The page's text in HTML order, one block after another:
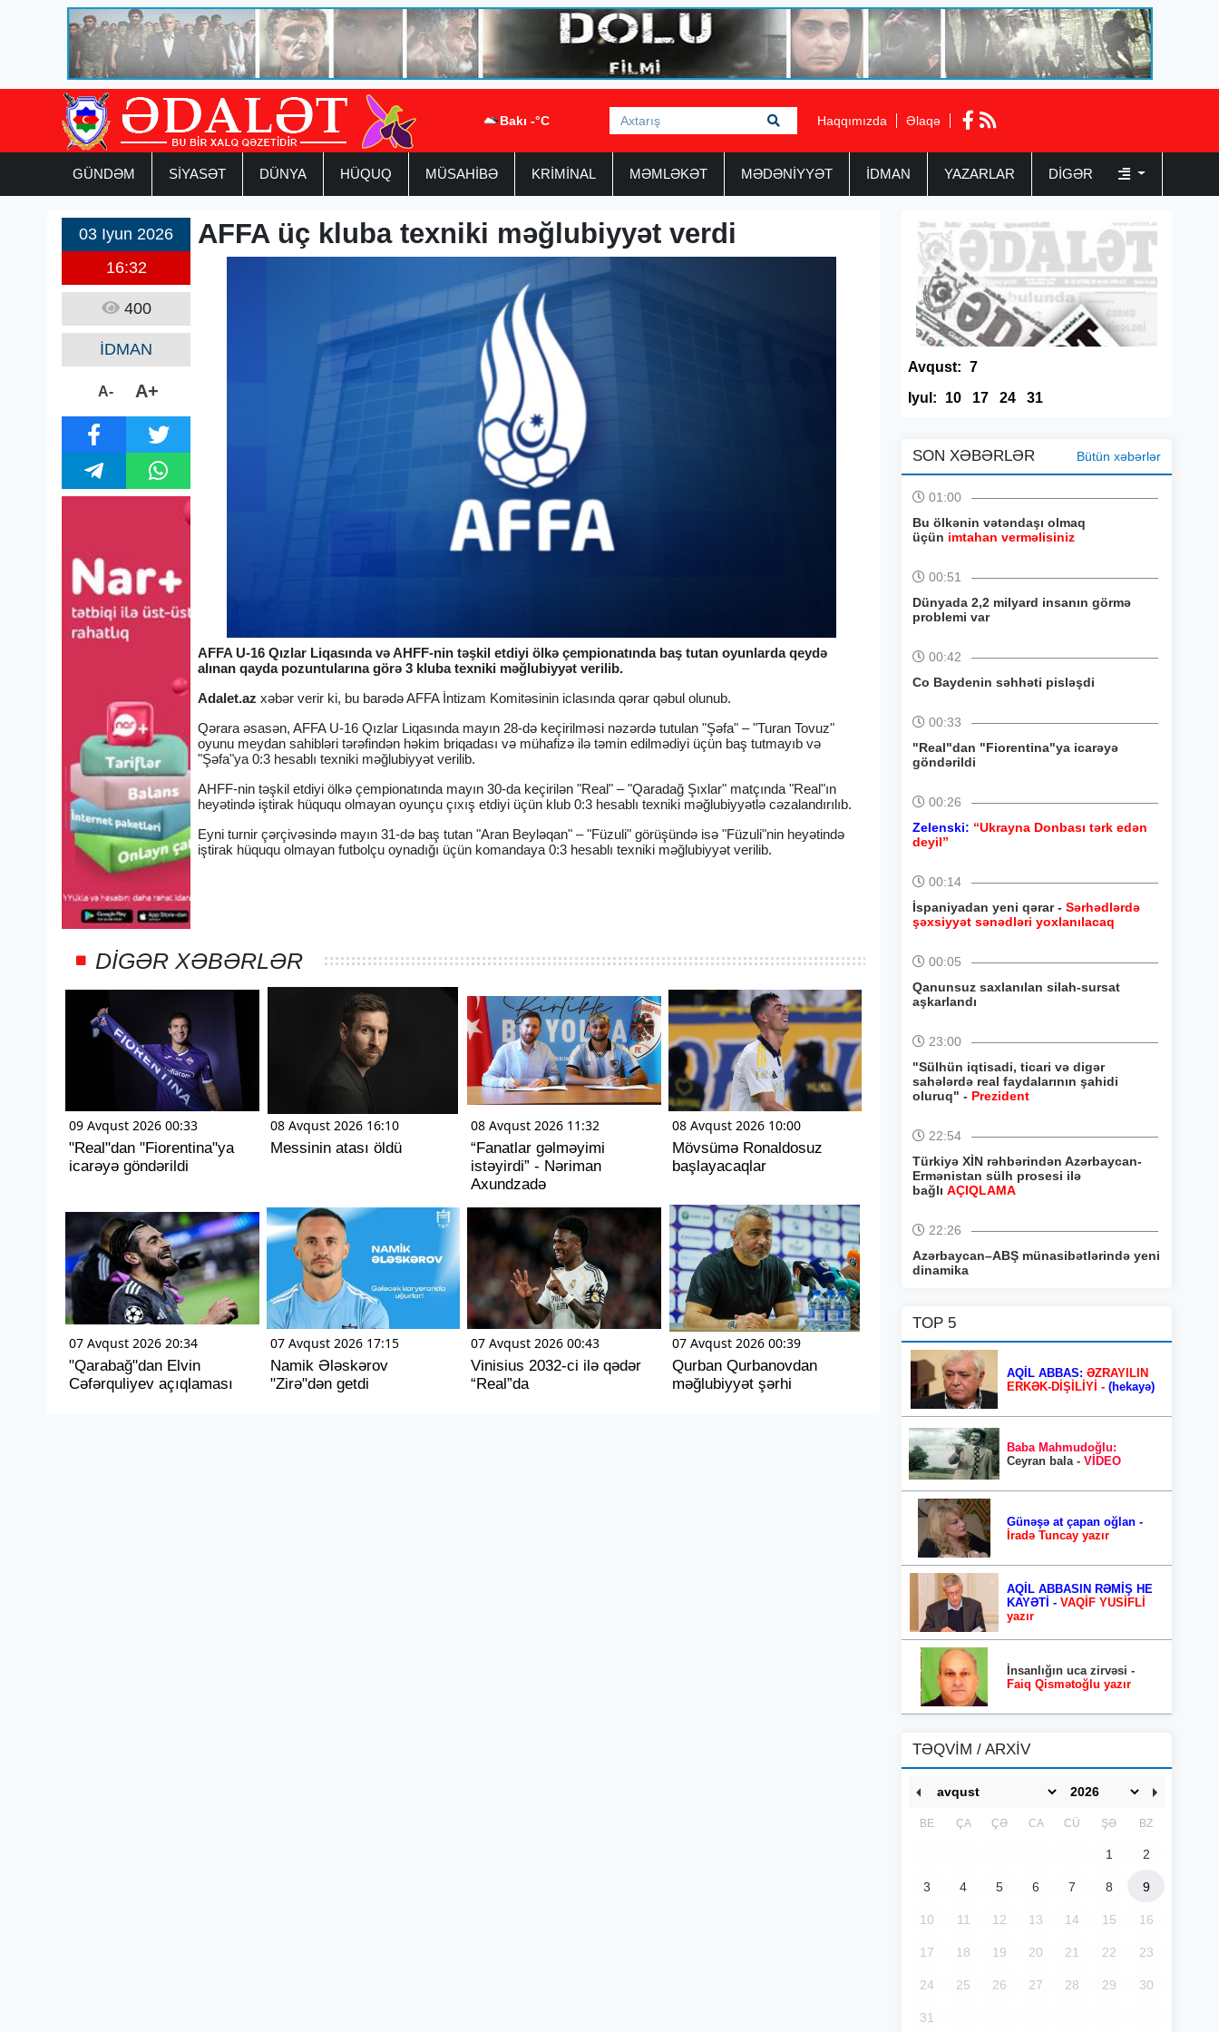
Bakı -°C Haqqımızda Əlaqə
GÜNDƏM SİYASƏT DÜNYA HÜQUQ MÜSAHİBƏ KRİMİNAL MƏMLƏKƏT MƏDƏNİYYƏT İDMAN YAZARLAR DIGƏR
03 Iyun 2026
16:32
400
İDMAN
A- A+
AFFA üç kluba texniki məğlubiyyət verdi
AFFA U-16 Qızlar Liqasında və AHFF-nin təşkil etdiyi ölkə çempionatında baş tutan oyunlarda qeydə
alınan qayda pozuntularına görə 3 kluba texniki məğlubiyyət verilib.
Adalet.az xəbər verir ki, bu barədə AFFA İntizam Komitəsinin iclasında qərar qəbul olunub.
Qərara əsasən, AFFA U-16 Qızlar Liqasında mayın 28-də keçirilməsi nəzərdə tutulan "Şəfa" – "Turan Tovuz"
oyunu meydan sahibləri tərəfindən həkim briqadası və mühafizə ilə təmin edilmədiyi üçün baş tutmayıb və
"Şəfa"ya 0:3 hesablı texniki məğlubiyyət verilib.
AHFF-nin təşkil etdiyi ölkə çempionatında mayın 30-da keçirilən "Real" – "Qaradağ Şıxlar" matçında "Real"ın
heyətində iştirak hüququ olmayan oyunçu çıxış etdiyi üçün klub 0:3 hesablı texniki məğlubiyyətlə cəzalandırılıb.
Eyni turnir çərçivəsində mayın 31-də baş tutan "Aran Beyləqan" – "Füzuli" görüşündə isə "Füzuli"nin heyətində
iştirak hüququ olmayan futbolçu oynadığı üçün komandaya 0:3 hesablı texniki məğlubiyyət verilib.
DIGƏR XƏBƏRLƏR
09 Avqust 2026 00:33
"Real"dan "Fiorentina"ya
icarəyə göndərildi
08 Avqust 2026 16:10
Messinin atası öldü
08 Avqust 2026 11:32
“Fanatlar gəlməyimi
istəyirdi” - Nəriman
Axundzadə
08 Avqust 2026 10:00
Mövsümə Ronaldosuz
başlayacaqlar
07 Avqust 2026 20:34
"Qarabağ"dan Elvin
Cəfərquliyev açıqlaması
07 Avqust 2026 17:15
Namik Ələskərov
"Zirə"dən getdi
07 Avqust 2026 00:43
Vinisius 2032-ci ilə qədər
“Real”da
07 Avqust 2026 00:39
Qurban Qurbanovdan
məğlubiyyət şərhi
Avqust: 7
Iyul:
10 17 24 31
SON XƏBƏRLƏR Bütün xəbərlər
01:00
Bu ölkənin vətəndaşı olmaq
üçün imtahan verməlisiniz
00:51
Dünyada 2,2 milyard insanın görmə
problemi var
00:42
Co Baydenin səhhəti pisləşdi
00:33
"Real"dan "Fiorentina"ya icarəyə
göndərildi
00:26
Zelenski: “Ukrayna Donbası tərk edən
deyil”
00:14
İspaniyadan yeni qərar - Sərhədlərdə
şəxsiyyət sənədləri yoxlanılacaq
00:05
Qanunsuz saxlanılan silah-sursat
aşkarlandı
23:00
"Sülhün iqtisadi, ticari və digər
sahələrdə real faydalarının şahidi
oluruq" - Prezident
22:54
Türkiyə XİN rəhbərindən Azərbaycan-
Ermənistan sülh prosesi ilə
bağlı AÇIQLAMA
22:26
Azərbaycan–ABŞ münasibətlərində yeni
dinamika
TOP 5
AQİL ABBAS: ƏZRAYILIN
ERKƏK-DİŞİLİYİ - (hekayə)
Baba Mahmudoğlu:
Ceyran bala - VİDEO
Günəşə at çapan oğlan -
İradə Tuncay yazır
AQİL ABBASIN RƏMİŞ HE
KAYƏTİ - VAQİF YUSİFLİ
yazır
İnsanlığın uca zirvəsi -
Faiq Qismətoğlu yazır
TƏQVİM / ARXİV
BE ÇA ÇƏ CA CÜ ŞƏ BZ
1 2
3 4 5 6 7 8 9
10 11 12 13 14 15 16
17 18 19 20 21 22 23
24 25 26 27 28 29 30
31